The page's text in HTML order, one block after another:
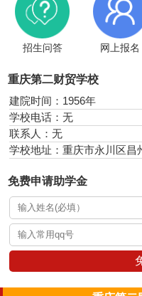
招生问答 网上报名
重庆第二财贸学校
建院时间：1956年
学校电话：无
联系人：无
学校地址：重庆市永川区昌
免费申请助学金